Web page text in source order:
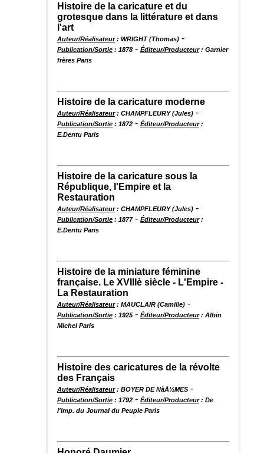
Histoire de la caricature et du
grotesque dans la littérature et dans
l'art
Auteur/Réalisateur: WRIGHT (Thomas) -
Publication/Sortie : 1878 - Éditeur/Producteur: Garnier
frères Paris
Histoire de la caricature moderne
Auteur/Réalisateur: CHAMPFLEURY (Jules) -
Publication/Sortie : 1872 - Éditeur/Producteur:
E.Dentu Paris
Histoire de la caricature sous la
République, l'Empire et la
Restauration
Auteur/Réalisateur: CHAMPFLEURY (Jules) -
Publication/Sortie : 1877- Éditeur/Producteur:
E.Dentu Paris
Histoire de la miniature féminine
française. Le XVIIIè siècle - L'Empire -
La Restauration
Auteur/Réalisateur: MAUCLAIR (Camille) -
Publication/Sortie : 1925- Éditeur/Producteur: Albin
Michel Paris
Histoire des caricatures de la révolte
des Français
Auteur/Réalisateur: BOYER DE NàÅ½MES -
Publication/Sortie : 1792 - Éditeur/Producteur: De
l'Imp. du Journal du Peuple Paris